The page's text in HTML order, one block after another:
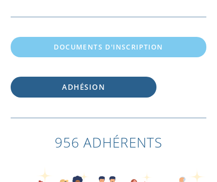
DOCUMENTS D'INSCRIPTION
ADHÉSION
956 ADHÉRENTS